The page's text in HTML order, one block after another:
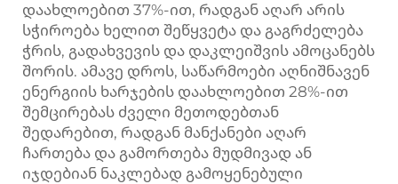
დაახლოებით 37%-ით, რადგან აღარ არის
სჭიროება ხელით შეწყვეტა და გაგრძელება
ჭრის, გადახვევის და დაკლეიშვის ამოცანებს
შორის. ამავე დროს, საწარმოები აღნიშნავენ
ენერგიის ხარჯების დაახლოებით 28%-ით
შემცირებას ძველი მეთოდებთან
შედარებით, რადგან მანქანები აღარ
ჩართება და გამორთება მუდმივად ან
იჯდებიან ნაკლებად გამოყენებული